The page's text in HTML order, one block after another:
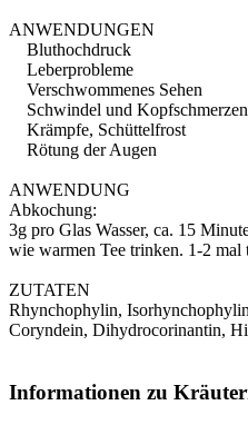
ANWENDUNGEN
Bluthochdruck
Leberprobleme
Verschwommenes Sehen
Schwindel und Kopfschmerzen
Krämpfe, Schüttelfrost
Rötung der Augen
ANWENDUNG
Abkochung:
3g pro Glas Wasser, ca. 15
wie warmen Tee trinken. 1-2 mal
ZUTATEN
Rhynchophylin,
Coryndein, Dihydrocorinantin,
Informationen zu